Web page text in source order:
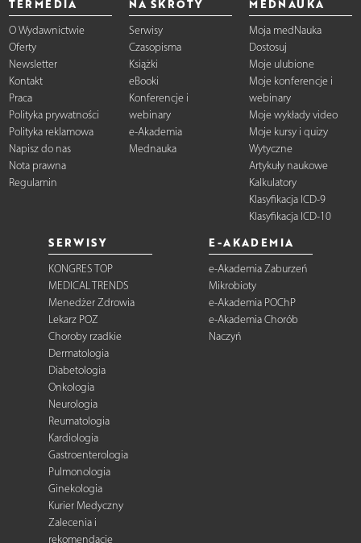
TERMEDIA
O Wydawnictwie
Oferty
Newsletter
Kontakt
Praca
Polityka prywatności
Polityka reklamowa
Napisz do nas
Nota prawna
Regulamin
NA SKRÓTY
Serwisy
Czasopisma
Książki
eBooki
Konferencje i
webinary
e-Akademia
Mednauka
MEDNAUKA
Moja medNauka
Dostosuj
Moje ulubione
Moje konferencje i
webinary
Moje wykłady video
Moje kursy i quizy
Wytyczne
Artykuły naukowe
Kalkulatory
Klasyfikacja ICD-9
Klasyfikacja ICD-10
SERWISY
KONGRES TOP
MEDICAL TRENDS
Menedżer Zdrowia
Lekarz POZ
Choroby rzadkie
Dermatologia
Diabetologia
Onkologia
Neurologia
Reumatologia
Kardiologia
Gastroenterologia
Pulmonologia
Ginekologia
Kurier Medyczny
Zalecenia i
rekomendacje
E-AKADEMIA
e-Akademia Zaburzeń
Mikrobioty
e-Akademia POChP
e-Akademia Chorób
Naczyń